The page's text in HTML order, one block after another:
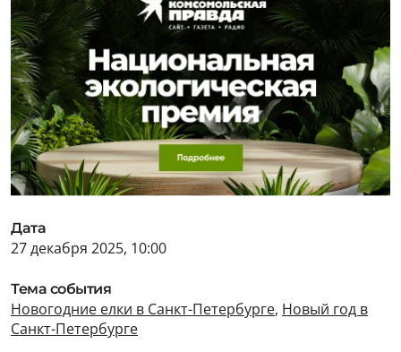
Дата
27 декабря 2025, 10:00
Тема события
Новогодние елки в Санкт-Петербурге, Новый год в
Санкт-Петербурге